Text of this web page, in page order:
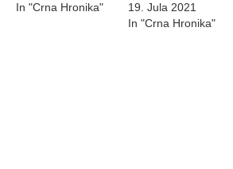
In "Crna Hronika"
19. Jula 2021
In "Crna Hronika"